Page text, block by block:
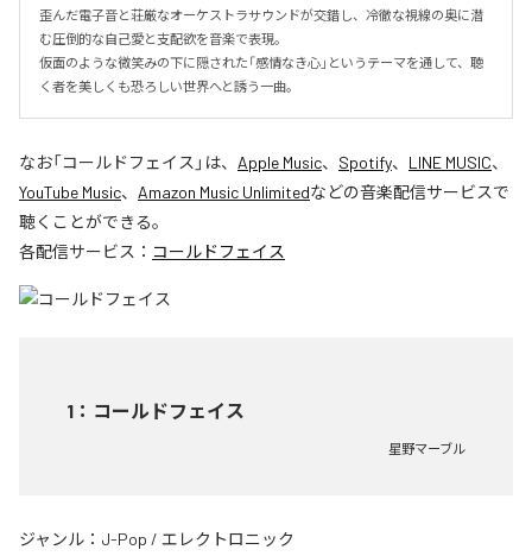
歪んだ電子音と荘厳なオーケストラサウンドが交錯し、冷徹な視線の奥に潜
む圧倒的な自己愛と支配欲を音楽で表現。
仮面のような微笑みの下に隠された「感情なき心」というテーマを通して、聴
く者を美しくも恐ろしい世界へと誘う一曲。
なお「コールドフェイス 」は、 Apple Music、 Spotify、 LINE MUSIC、
YouTube Music、 Amazon Music Unlimitedなどの音楽配信サービスで
聴くことができる。
各配信サービス： コールドフェイス
1 ： コールドフェイス
星野マーブル
ジャンル： J-Pop / エレクトロニック